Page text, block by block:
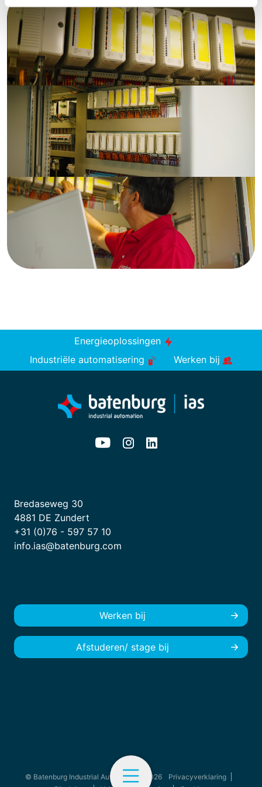
Energieoplossingen
Industriële automatisering
Werken bij
Bredaseweg 30
4881 DE Zundert
+31 (0)76 - 597 57 10
info.ias@batenburg.com
Werken bij
Afstuderen/ stage bij
© Batenburg Industrial Automation - 2026
Privacyverklaring